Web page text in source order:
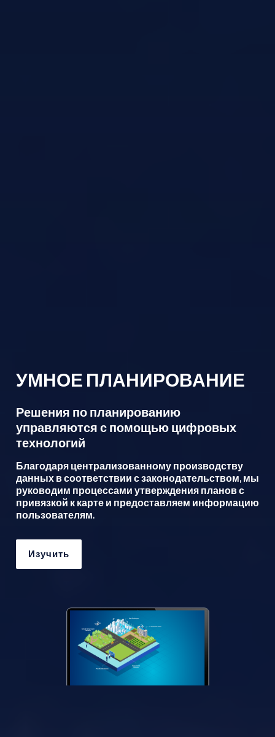
УМНОЕ ПЛАНИРОВАНИЕ
Решения по планированию
управляются с помощью цифровых
технологий
Благодаря централизованному производству
данных в соответствии с законодательством, мы
руководим процессами утверждения планов с
привязкой к карте и предоставляем информацию
пользователям.
Изучить